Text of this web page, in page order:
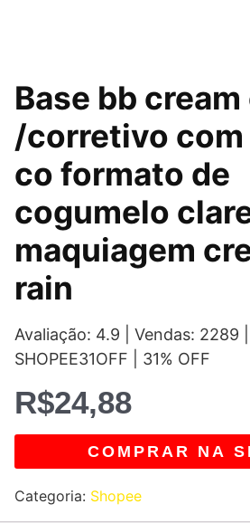
Base bb
/corretivo com
co formato de
cogumelo
maquiagem
rain
Avaliação: 4.9 | Vendas: 2289
SHOPEE31OFF | 31% OFF
R$24,88
COMPRAR NA
Categoria: Shopee